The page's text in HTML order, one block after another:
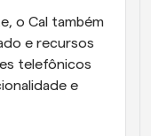
o Cal também
e recursos
telefônicos
e